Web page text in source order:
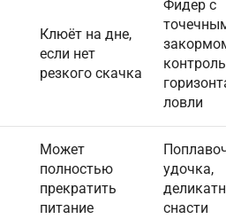
Клюёт на дне,
если нет
резкого скачка
Фидер с
контроль
ловли
Может
полностью
прекратить
питание
удочка,
снасти